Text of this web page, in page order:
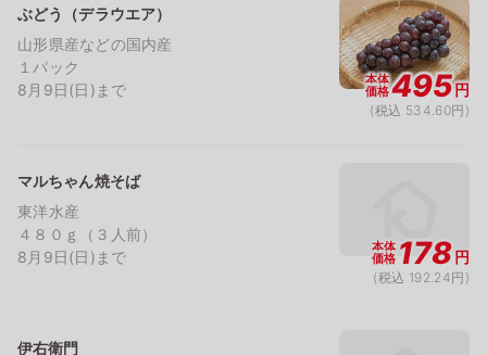
ぶどう（デラウエア）
山形県産などの国内産
１パック
8月9日(日)まで
本体
価格495円
(税込 534.60円)
マルちゃん焼そば
東洋水産
４８０ｇ（３人前）
8月9日(日)まで
本体
価格 178円
(税込 192.24円)
伊右衛門